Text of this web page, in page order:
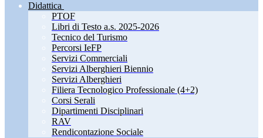
Didattica
PTOF
Libri di Testo a.s. 2025-2026
Tecnico del Turismo
Percorsi IeFP
Servizi Commerciali
Servizi Alberghieri Biennio
Servizi Alberghieri
Filiera Tecnologico Professionale (4+2)
Corsi Serali
Dipartimenti Disciplinari
RAV
Rendicontazione Sociale